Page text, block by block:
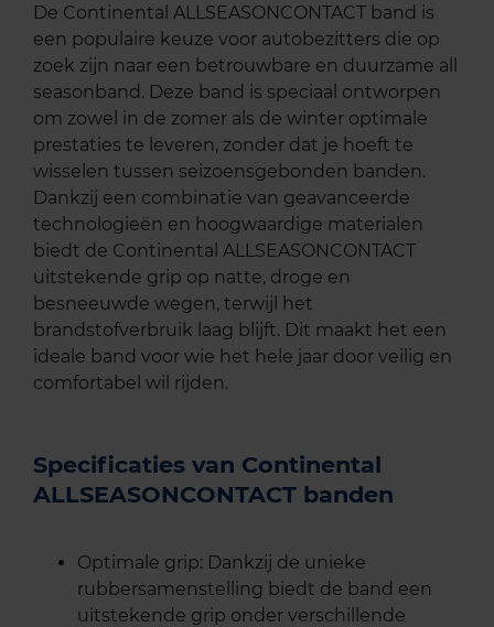
De Continental ALLSEASONCONTACT band is
een populaire keuze voor autobezitters die op
zoek zijn naar een betrouwbare en duurzame all
seasonband. Deze band is speciaal ontworpen
om zowel in de zomer als de winter optimale
prestaties te leveren, zonder dat je hoeft te
wisselen tussen seizoensgebonden banden.
Dankzij een combinatie van geavanceerde
technologieën en hoogwaardige materialen
biedt de Continental ALLSEASONCONTACT
uitstekende grip op natte, droge en
besneeuwde wegen, terwijl het
brandstofverbruik laag blijft. Dit maakt het een
ideale band voor wie het hele jaar door veilig en
comfortabel wil rijden.
Specificaties van Continental
ALLSEASONCONTACT banden
Optimale grip: Dankzij de unieke
rubbersamenstelling biedt de band een
uitstekende grip onder verschillende